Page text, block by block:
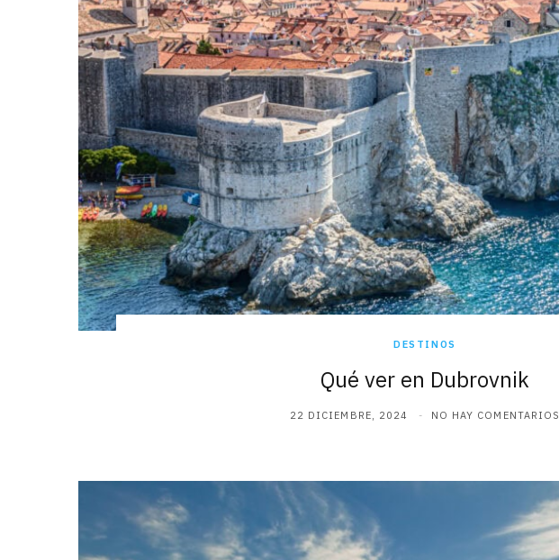
DESTINOS
Qué ver en Dubrovnik
22 DICIEMBRE, 2024 NO HAY COMENTARIOS